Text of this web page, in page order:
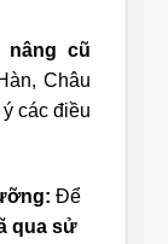
nâng cũ
Châu
các điều
Để
qua sử